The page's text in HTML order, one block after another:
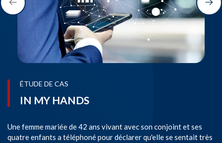
ÉTUDE DE CAS
IN MY HANDS
Une femme mariée de 42 ans vivant avec son conjoint et ses
quatre enfants a téléphoné pour déclarer qu'elle se sentait très